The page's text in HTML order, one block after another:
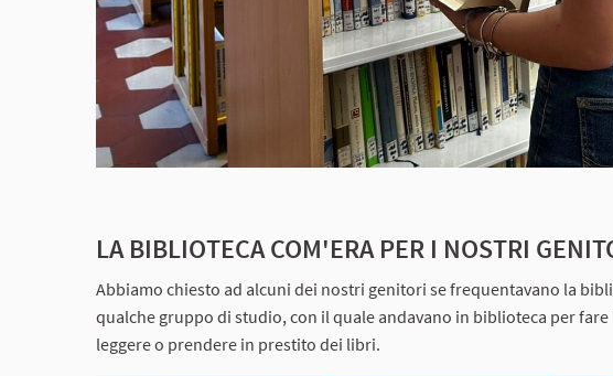
LA BIBLIOTECA COM'ERA PER I NOSTRI
Abbiamo chiesto ad alcuni dei nostri genitori se frequentavano la
qualche gruppo di studio, con il quale andavano in biblioteca per
leggere o prendere in prestito dei libri.